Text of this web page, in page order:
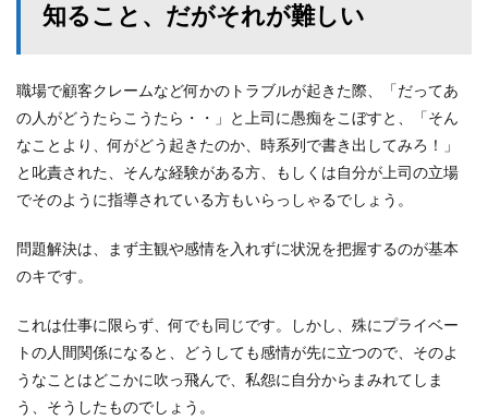
知ること、だがそれが難しい
職場で顧客クレームなど何かのトラブルが起きた際、「だってあ
の人がどうたらこうたら・・」と上司に愚痴をこぼすと、「そん
なことより、何がどう起きたのか、時系列で書き出してみろ！」
と叱責された、そんな経験がある方、もしくは自分が上司の立場
でそのように指導されている方もいらっしゃるでしょう。
問題解決は、まず主観や感情を入れずに状況を把握するのが基本
のキです。
これは仕事に限らず、何でも同じです。しかし、殊にプライベー
トの人間関係になると、どうしても感情が先に立つので、そのよ
うなことはどこかに吹っ飛んで、私怨に自分からまみれてしま
う、そうしたものでしょう。